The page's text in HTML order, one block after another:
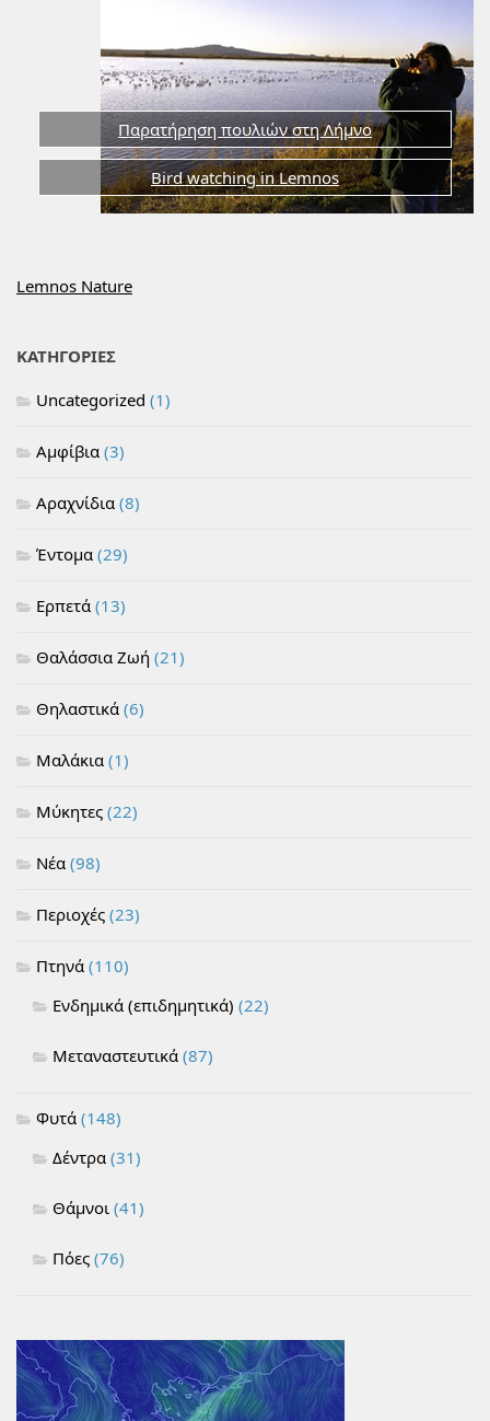
Παρατήρηση πουλιών στη Λήμνο
Bird watching in Lemnos
Lemnos Nature
ΚΑΤΗΓΟΡΙΕΣ
Uncategorized (1)
Αμφίβια (3)
Αραχνίδια (8)
Έντομα (29)
Ερπετά (13)
Θαλάσσια Ζωή (21)
Θηλαστικά (6)
Μαλάκια (1)
Μύκητες (22)
Νέα (98)
Περιοχές (23)
Πτηνά (110)
Ενδημικά (επιδημητικά) (22)
Μεταναστευτικά (87)
Φυτά (148)
Δέντρα (31)
Θάμνοι (41)
Πόες (76)